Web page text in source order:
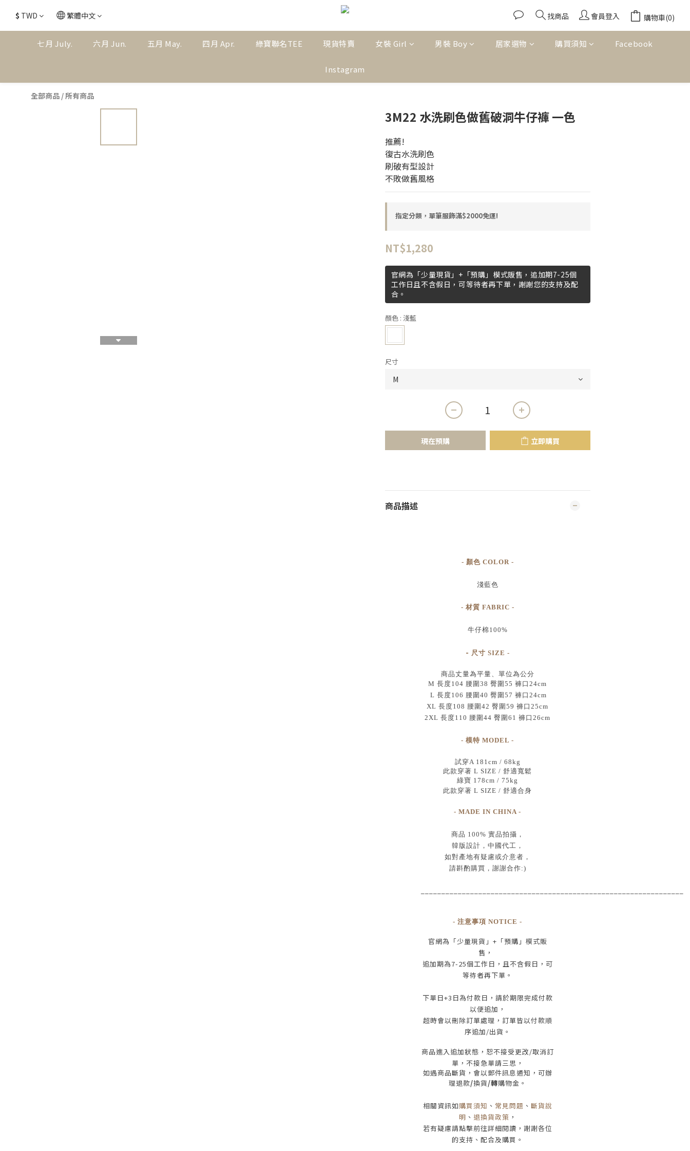
$ TWD 繁體中文 找商品 會員登入 購物車(0)
七月 July. 六月 Jun. 五月 May. 四月 Apr. 綠寶聯名TEE 現貨特賣 女裝 Girl 男裝 Boy 居家選物 購買須知 Facebook
Instagram
全部商品 /所有商品
3M22 水洗刷色做舊破洞牛仔褲 一色
推薦!
復古水洗刷色
刷破有型設計
不敗做舊風格
指定分類，單筆服飾滿$2000免運!
NT$1,280
官網為「少量現貨」+「預購」模式販售，追加期7-25個
工作日且不含假日，可等待者再下單，謝謝您的支持及配
合。
顏色 : 淺藍
尺寸
現在預購 立即購買
商品描述
- 顏色 COLOR -
淺藍色
- 材質 FABRIC -
牛仔棉100%
- 尺寸 SIZE -
商品丈量為平量、單位為公分
M 長度104 腰圍38 臀圍55 褲口24cm
L 長度106 腰圍40 臀圍57 褲口24cm
XL 長度108 腰圍42 臀圍59 褲口25cm
2XL 長度110 腰圍44 臀圍61 褲口26cm
- 模特 MODEL -
試穿A 181cm / 68kg
此款穿著 L SIZE / 舒適寬鬆
綠寶 178cm / 75kg
此款穿著 L SIZE / 舒適合身
- MADE IN CHINA -
商品 100% 實品拍攝 ，
韓版設計，中國代工 ，
如對產地有疑慮或介意者，
請斟酌購買， 謝謝合作:)
- 注意事項 NOTICE -
官網為 「少量現貨」+ 「預購」模式販
售，
追加期為7-25個工作日 ，且不含假日 ， 可
等待者再下單 。
下單日+3 日為付款日，請於期限完成付款
以便追加，
超時會以刪除訂單處理，訂單皆以付款順
序追加/出貨 。
商品進入追加狀態，恕不接受更改/取消訂
單， 不接急單請三思 ，
如遇商品斷貨，會以郵件訊息通知，可辦
理退款/換貨/轉購物金。
相關資訊如購買須知 、 常見問題 、 斷貨說
明 、 退換貨政策 ，
若有疑慮請點擊前往詳細閱讀，謝謝各位
的支持、配合及購買 。